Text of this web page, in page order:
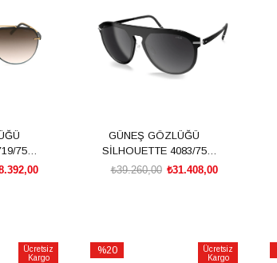
75
GÜNEŞ GÖZLÜĞÜ
SİLHOUETTE 4083/75
9110 00/00₺31.408,00
₺39.260,00
Ücretsiz
Kargo
%20
Ücretsiz
Kargo